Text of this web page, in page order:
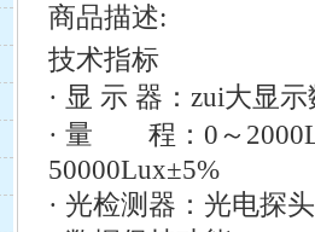
商品描述:
技术指标
· 显 示 器：zui大显
· 量 程：0～
50000Lux±5%
· 光检测器：光电探